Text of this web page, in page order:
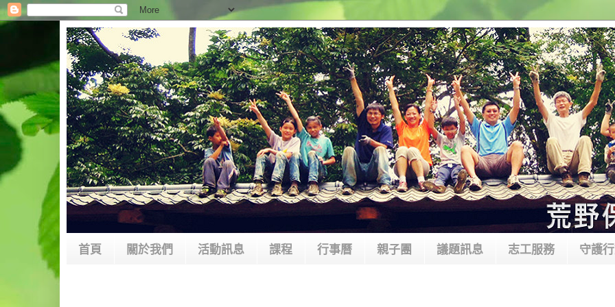
首頁 關於我們 活動訊息 課程 行事曆 親子團 議題訊息 志工服務 守護